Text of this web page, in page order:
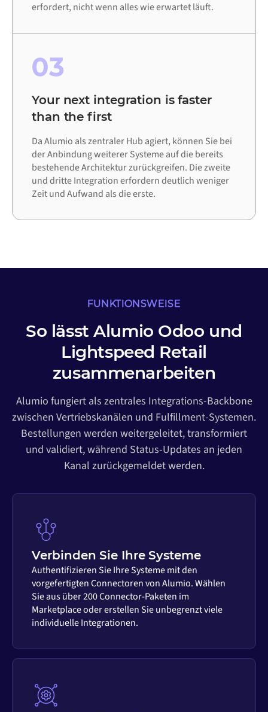
erfordert, nicht wenn alles wie erwartet läuft.
03
Your next integration is faster
than the first
Da Alumio als zentraler Hub agiert, können Sie bei
der Anbindung weiterer Systeme auf die bereits
bestehende Architektur zurückgreifen. Die zweite
und dritte Integration erfordern deutlich weniger
Zeit und Aufwand als die erste.
FUNKTIONSWEISE
So lässt Alumio Odoo und
Lightspeed Retail
zusammenarbeiten
Alumio fungiert als zentrales Integrations-Backbone
zwischen Vertriebskanälen und Fulfillment-Systemen.
Bestellungen werden weitergeleitet, transformiert
und validiert, während Status-Updates an jeden
Kanal zurückgemeldet werden.
Verbinden Sie Ihre Systeme
Authentifizieren Sie Ihre Systeme mit den
vorgefertigten Connectoren von Alumio. Wählen
Sie aus über 200 Connector-Paketen im
Marketplace oder erstellen Sie unbegrenzt viele
individuelle Integrationen.